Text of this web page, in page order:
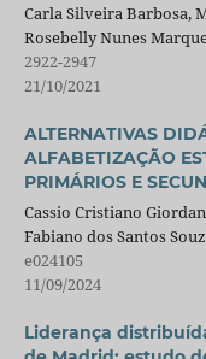
Carla Silveira Barbosa,
Rosebelly Nunes
2922-2947
21/10/2021
ALTERNATIVAS
ALFABETIZAÇÃO
PRIMÁRIOS E
Cassio Cristiano
Fabiano dos Santos
e024105
11/09/2024
Liderança